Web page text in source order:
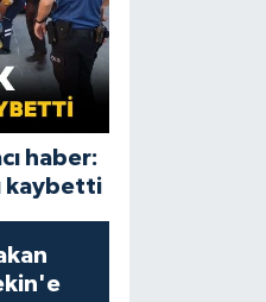
haber:
kaybetti